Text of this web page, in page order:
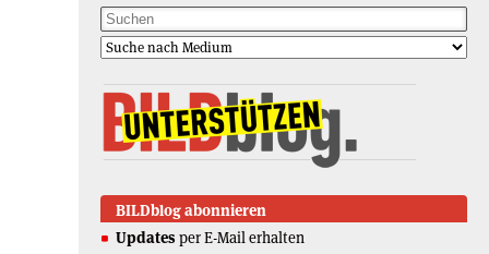
BILDblog abonnieren
Updates per E-Mail erhalten